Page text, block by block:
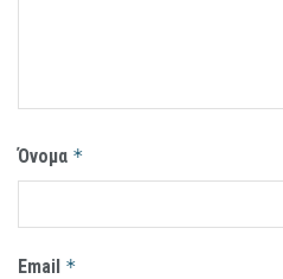
Όνομα *
Email *